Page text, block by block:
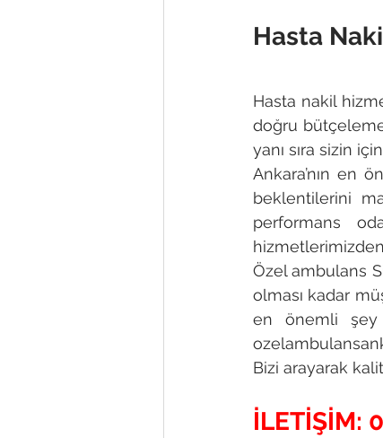
Hasta
Hasta nakil
doğru
yanı sıra sizin
Ankara’nın en
beklentilerini
performans
Özel ambulans
olması kadar
en önemli şey
Bizi arayarak
İLETİŞİM: